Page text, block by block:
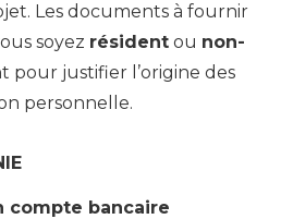
Les documents à fournir
soyez résident ou non-
pour justifier l’origine des
personnelle.
compte bancaire